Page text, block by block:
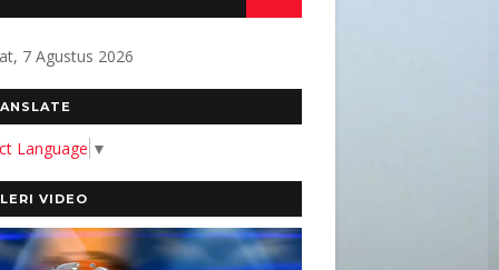
KAMI MEMBANGUN MEDIA YANG
7 Agustus 2026
Language ▼
VIDEO